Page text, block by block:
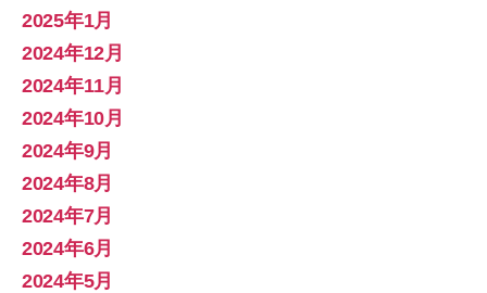
2025年1月
2024年12月
2024年11月
2024年10月
2024年9月
2024年8月
2024年7月
2024年6月
2024年5月